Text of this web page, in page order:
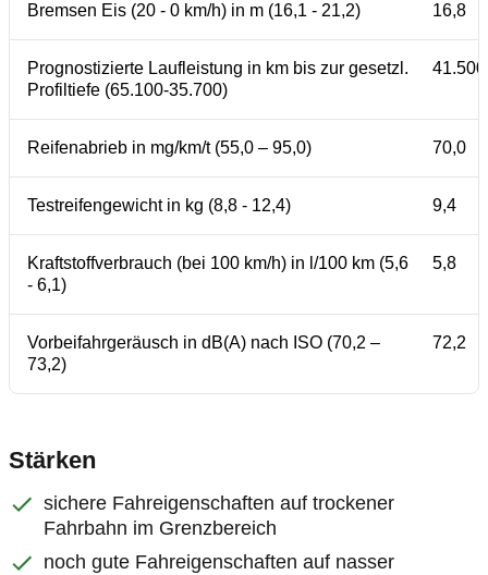
Bremsen Eis (20 - 0 km/h) in m (16,1 - 21,2) 16,8
Prognostizierte Laufleistung in km bis zur gesetzl.
Profiltiefe (65.100-35.700)
41.500
Reifenabrieb in mg/km/t (55,0 – 95,0) 70,0
Testreifengewicht in kg (8,8 - 12,4) 9,4
Kraftstoffverbrauch (bei 100 km/h) in l/100 km (5,6
- 6,1)
5,8
Vorbeifahrgeräusch in dB(A) nach ISO (70,2 –
73,2)
72,2
Stärken
sichere Fahreigenschaften auf trockener
Fahrbahn im Grenzbereich
noch gute Fahreigenschaften auf nasser